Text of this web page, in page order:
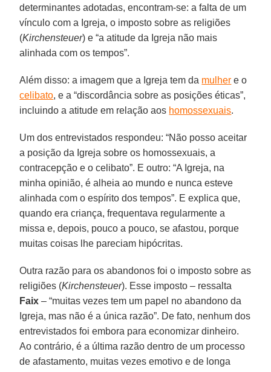
determinantes adotadas, encontram-se: a falta de um
vínculo com a Igreja, o imposto sobre as religiões
(Kirchensteuer) e “a atitude da Igreja não mais
alinhada com os tempos”.
Além disso: a imagem que a Igreja tem da mulher e o
celibato, e a “discordância sobre as posições éticas”,
incluindo a atitude em relação aos homossexuais.
Um dos entrevistados respondeu: “Não posso aceitar
a posição da Igreja sobre os homossexuais, a
contracepção e o celibato”. E outro: “A Igreja, na
minha opinião, é alheia ao mundo e nunca esteve
alinhada com o espírito dos tempos”. E explica que,
quando era criança, frequentava regularmente a
missa e, depois, pouco a pouco, se afastou, porque
muitas coisas lhe pareciam hipócritas.
Outra razão para os abandonos foi o imposto sobre as
religiões (Kirchensteuer). Esse imposto – ressalta
Faix – “muitas vezes tem um papel no abandono da
Igreja, mas não é a única razão”. De fato, nenhum dos
entrevistados foi embora para economizar dinheiro.
Ao contrário, é a última razão dentro de um processo
de afastamento, muitas vezes emotivo e de longa